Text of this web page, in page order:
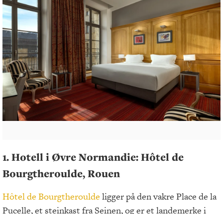
1. Hotell i Øvre Normandie: Hôtel de
Bourgtheroulde, Rouen
Hôtel de Bourgtheroulde ligger på den vakre Place de la
Pucelle, et steinkast fra Seinen, og er et landemerke i